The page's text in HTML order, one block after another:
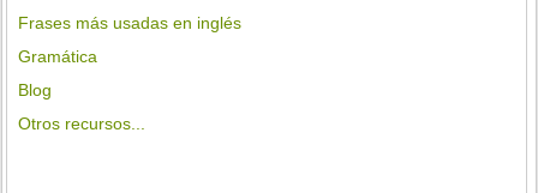
Frases más usadas en inglés
Gramática
Blog
Otros recursos...